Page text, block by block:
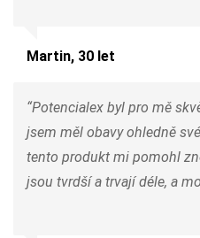
Martin, 30 let
“Potencialex byl pro mě
jsem měl obavy ohledně
tento produkt mi pomohl
jsou tvrdší a trvají déle, a